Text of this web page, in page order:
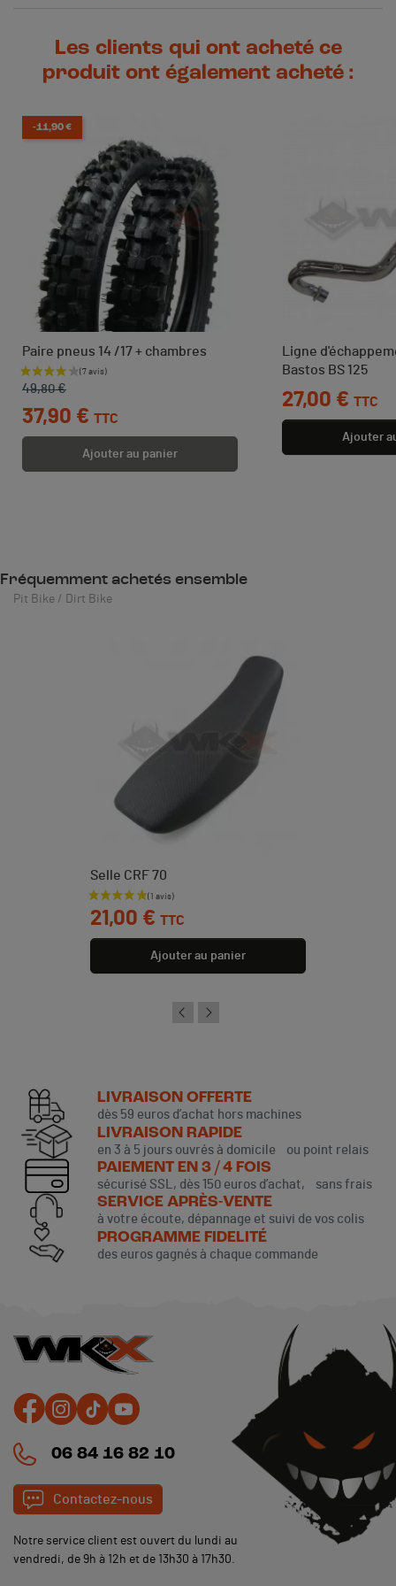
Les clients qui ont acheté ce
produit ont également acheté :
-11,90 €
Paire pneus 14 /17 + chambres
Prix de base
49,80 €
Prix
37,90 € TTC
Ajouter au panier
Ligne
Bastos BS 125
Prix
27,00 € TTC
Ajouter
Fréquemment achetés ensemble
Pit Bike / Dirt Bike
Selle CRF 70
Prix
21,00 € TTC
Ajouter au panier
LIVRAISON OFFERTE
dès 59 euros d’achat hors machines
LIVRAISON RAPIDE
en 3 à 5 jours ouvrés à domicile ou point relais
PAIEMENT EN 3 / 4 FOIS
sécurisé SSL, dès 150 euros d’achat, sans frais
SERVICE APRÈS-VENTE
à votre écoute, dépannage et suivi de vos colis
PROGRAMME FIDELITÉ
des euros gagnés à chaque commande
06 84 16 82 10
Contactez-nous
Notre service client est ouvert du lundi au
vendredi, de 9h à 12h et de 13h30 à 17h30.